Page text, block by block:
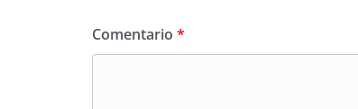
Comentario *